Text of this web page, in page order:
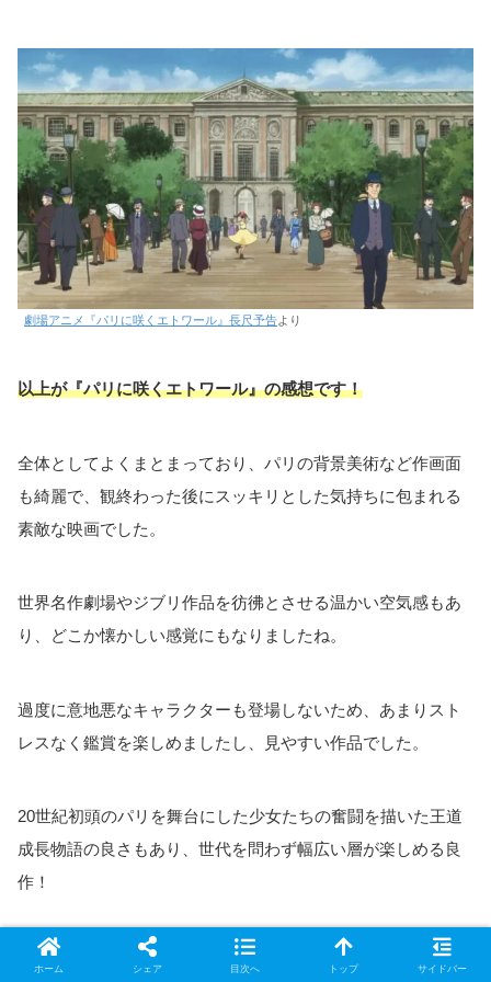
劇場アニメ『パリに咲くエトワール』長尺予告より
以上が『パリに咲くエトワール』の感想です！
全体としてよくまとまっており、パリの背景美術など作画面
も綺麗で、観終わった後にスッキリとした気持ちに包まれる
素敵な映画でした。
世界名作劇場やジブリ作品を彷彿とさせる温かい空気感もあ
り、どこか懐かしい感覚にもなりましたね。
過度に意地悪なキャラクターも登場しないため、あまりスト
レスなく鑑賞を楽しめましたし、見やすい作品でした。
20世紀初頭のパリを舞台にした少女たちの奮闘を描いた王道
成長物語の良さもあり、世代を問わず幅広い層が楽しめる良
作！
ホーム シェア 目次へ トップ サイドバー